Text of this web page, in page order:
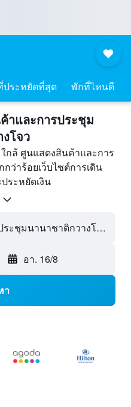
ประหยัดที่สุด พักที่ไหนดี
าและการประชุม
โจว
กล้ ศูนแสดงสินค้าและการ
ว่าร้อยเว็บไซต์การเดิน
ระหยัดเงิน
ศูนแสดงสินค้าและการประชุมนานาชาติกวางโจว - กว่างโจว, กวางตุ้ง, จีน
อา. 16/8
า